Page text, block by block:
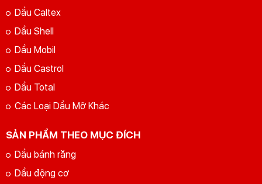
Dầu Caltex
Dầu Shell
Dầu Mobil
Dầu Castrol
Dầu Total
Các Loại Dầu Mỡ Khác
SẢN PHẨM THEO MỤC ĐÍCH
Dầu bánh răng
Dầu động cơ